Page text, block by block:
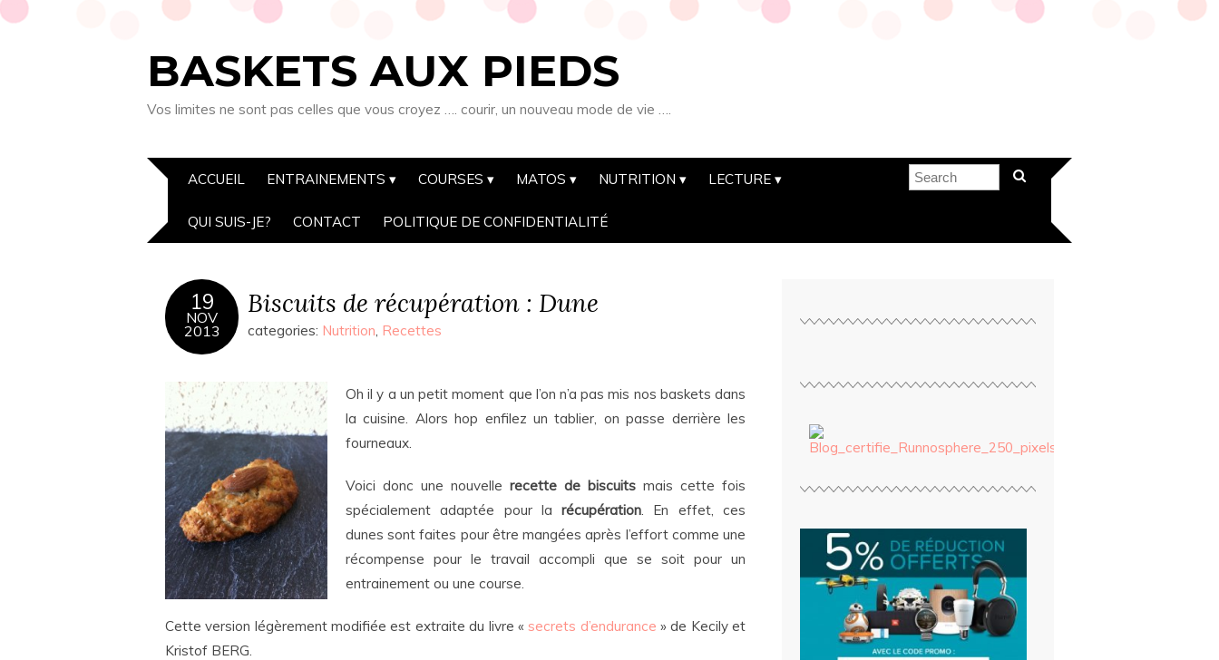
BASKETS AUX PIEDS
Vos limites ne sont pas celles que vous croyez …. courir, un nouveau mode de vie ….
ACCUEIL ENTRAINEMENTS COURSES MATOS NUTRITION LECTURE
QUI SUIS-JE? CONTACT POLITIQUE DE CONFIDENTIALITÉ
19
NOV
2013
Biscuits de récupération : Dune
categories: Nutrition, Recettes
Oh il y a un petit moment que l’on n’a pas mis nos baskets dans
la cuisine. Alors hop enfilez un tablier, on passe derrière les
fourneaux.
Voici donc une nouvelle recette de biscuits mais cette fois
spécialement adaptée pour larécupération. En effet, ces
dunes sont faites pour être mangées après l’effort comme une
récompense pour le travail accompli que se soit pour un
entrainement ou une course.
Cette version légèrement modifiée est extraite du livre «secrets d’endurance » de Kecily et
Kristof BERG.